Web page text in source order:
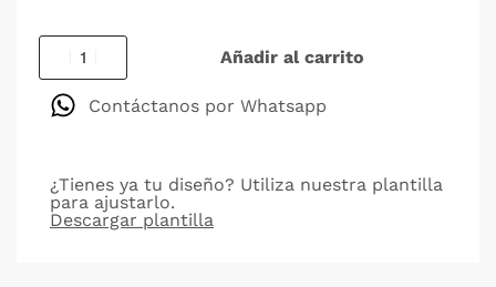
Añadir al carrito
Contáctanos por Whatsapp
¿Tienes ya tu diseño? Utiliza nuestra plantilla
para ajustarlo.
Descargar plantilla